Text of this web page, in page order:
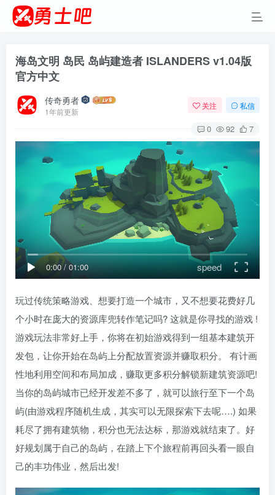
海岛文明 岛民 岛屿建造者 ISLANDERS v1.04版
官方中文
传奇勇者
1年前更新
关注 私信
0 92 7
0:00/ 01:00 speed
玩过传统策略游戏、想要打造一个城市，又不想要花费好几
个小时在庞大的资源库兜转作笔记吗? 这就是你寻找的游戏 !
游戏玩法非常好上手，你将在初始游戏得到一组基本建筑开
发包，让你开始在岛屿上分配放置资源并赚取积分。 有计画
性地利用空间和布局加成，赚取更多积分解锁新建筑资源吧!
当你的岛屿城市已经开发差不多了，就可以旅行至下一个岛
屿(由游戏程序随机生成，其实可以无限探索下去呢….) 如果
耗尽了拥有建筑物，积分也无法达标，那游戏就结束了。好
好规划属于自己的岛屿，在踏上下个旅程前再回头看一眼自
己的丰功伟业，然后出发!